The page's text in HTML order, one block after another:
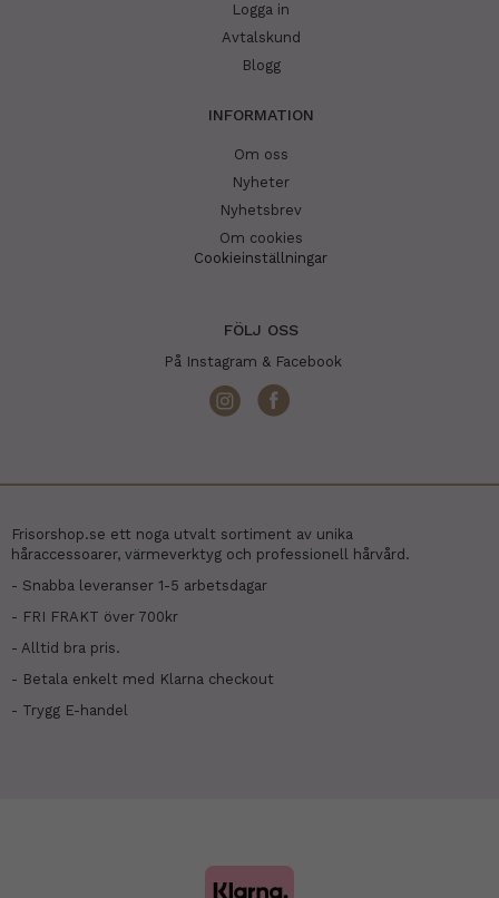
Logga in
Avtalskund
Blogg
INFORMATION
Om oss
Nyheter
Nyhetsbrev
Om cookies
Cookieinställningar
FÖLJ OSS
På Instagram & Facebook
Frisorshop.se ett noga utvalt sortiment av unika
håraccessoarer, värmeverktyg och professionell hårvård.
- Snabba leveranser 1-5 arbetsdagar
- FRI FRAKT över 700kr
- Alltid bra pris.
- Betala enkelt med Klarna checkout
- Trygg E-handel